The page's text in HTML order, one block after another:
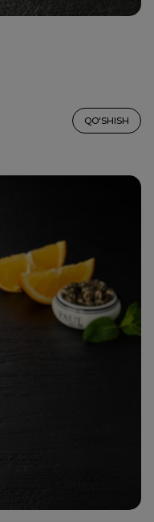
QO'SHISH